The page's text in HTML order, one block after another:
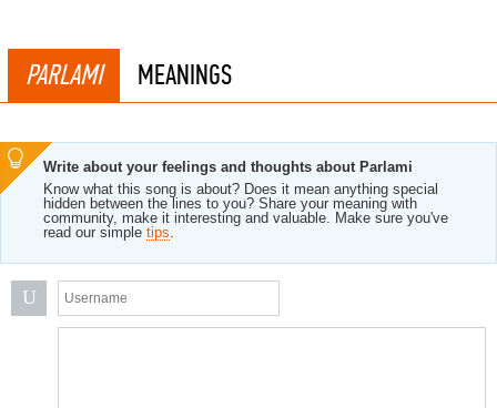
PARLAMI MEANINGS
Write about your feelings and thoughts about Parlami
Know what this song is about? Does it mean anything special
hidden between the lines to you? Share your meaning with
community, make it interesting and valuable. Make sure you've
read our simple tips.
U